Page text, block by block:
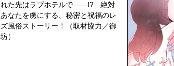
れた先はラブホテルで――!? 絶対
あなたを虜にする、秘密と祝福のレ
ズ風俗ストーリー！（取材協力／御
坊）